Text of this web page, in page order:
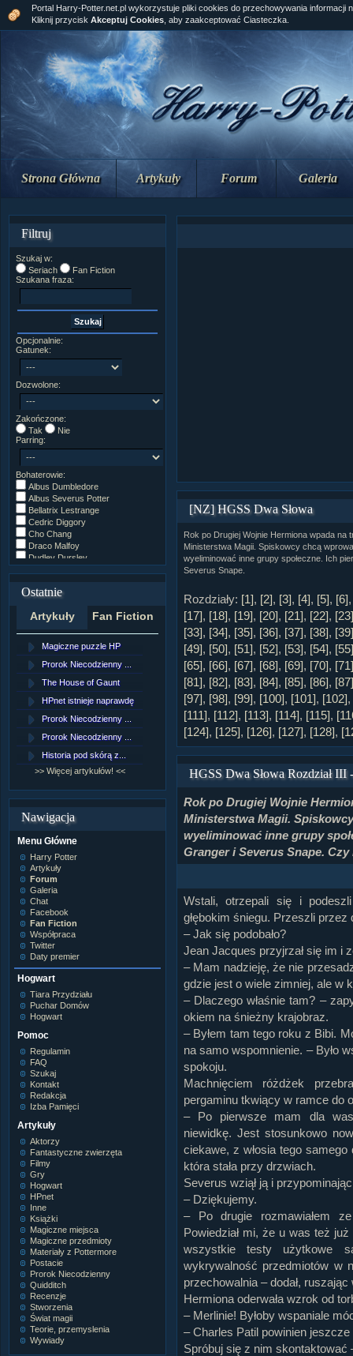
Strona Główna Artykuły Forum Galeria
Filtruj
Szukaj w:
Seriach
Fan Fiction
Szukana fraza:
Opcjonalnie:
Gatunek:
Dozwolone:
Zakończone:
Tak
Nie
Parring:
Bohaterowie:
Albus Dumbledore
Albus Severus Potter
Bellatrix Lestrange
Cedric Diggory
Cho Chang
Draco Malfoy
Dudley Dursley
Godryk Gryffindor
Helga Hufflepuff
Inne
James Potter
James Syriusz Potter
Lily Evans
Lily Luna Potter
Lord Voldemort
Lucjusz Malfoy
Luna Lovegood
Minerwa MacGonagall
Neville Longbottom
Nimfadora Tonks
Ron Weasley
Rose Weasley
Rowena Ravenclaw
Salazar Slytherin
Scorpius Malfoy
Severus Snape
Syriusz Black
Teddy Lupin
własna postać
Ostatnie
Artykuły Fan Fiction
Magiczne puzzle HP
Prorok Niecodzienny ...
The House of Gaunt
HPnet istnieje naprawdę
Prorok Niecodzienny ...
Prorok Niecodzienny ...
Historia pod skórą z...
>> Więcej artykułów! <<
[NZ]Rozdział 10 cz....
[NZ]Rozdział 10 cz....
[NZ]Rozdział 9 cz.2...
Remus Lupin
[NZ]Rozdział 9 cz.1...
[NZ]Rozdział 8 cz.2...
[NZ]Rozdział 8 cz.1...
>> Więcej fan fiction! <<
Nawigacja
Menu Główne
Harry Potter
Artykuły
Forum
Galeria
Chat
Facebook
Fan Fiction
Współpraca
Twitter
Daty premier
Hogwart
Tiara Przydziału
Puchar Domów
Hogwart
Pomoc
Regulamin
FAQ
Szukaj
Kontakt
Redakcja
Izba Pamięci
Artykuły
Aktorzy
Fantastyczne zwierzęta
Filmy
Gry
Hogwart
HPnet
Inne
Książki
Magiczne miejsca
Magiczne przedmioty
Materiały z Pottermore
Postacie
Prorok Niecodzienny
Quidditch
Recenzje
Stworzenia
Świat magii
Teorie, przemyslenia
Wywiady
Portal Harry-Potter.net.pl wykorzystuje pliki cookies do przechowywania informacji
Kliknij przycisk Akceptuj Cookies , aby zaakceptować Ciasteczka.
[NZ] HGSS Dwa Słowa
Rok po Drugiej Wojnie Hermiona wpada na
Ministerstwa Magii. Spiskowcy chcą
wyeliminować inne grupy społeczne. Ich
Severus Snape.
Rozdziały: [1], [2], [3], [4], [5], [6]
[17], [18], [19], [20], [21], [22], [23]
[33], [34], [35], [36], [37], [38], [39]
[49], [50], [51], [52], [53], [54], [55]
[65], [66], [67], [68], [69], [70], [71]
[81], [82], [83], [84], [85], [86], [87]
[97], [98], [99], [100], [101], [102],
[111], [112], [113], [114], [115],
[124], [125], [126], [127], [128],
HGSS Dwa Słowa Rozdział III
Rok po Drugiej Wojnie
Ministerstwa Magii.
wyeliminować inne grupy
Granger i Severus Snape.
Wstali, otrzepali się i
głębokim śniegu. Przeszli
– Jak się podobało?
Jean Jacques przyjrzał się im i
– Mam nadzieję, że nie
gdzie jest o wiele zimniej, ale w
– Dlaczego właśnie tam? –
okiem na śnieżny krajobraz.
– Byłem tam tego roku z Bibi.
na samo wspomnienie. – Było
spokoju.
Machnięciem różdżek
pergaminu tkwiący w ramce do
– Po pierwsze mam dla
niewidkę. Jest stosunkowo
ciekawe, z włosia tego
która stała przy drzwiach.
Severus wziął ją i
– Dziękujemy.
– Po drugie rozmawiałem
Powiedział mi, że u was też
wszystkie testy użytkowe
wykrywalność przedmiotów w
przechowalnia – dodał,
Hermiona oderwała wzrok od
– Merlinie! Byłoby wspaniale
– Charles Patil powinien
Spróbuj się z nim skontaktować